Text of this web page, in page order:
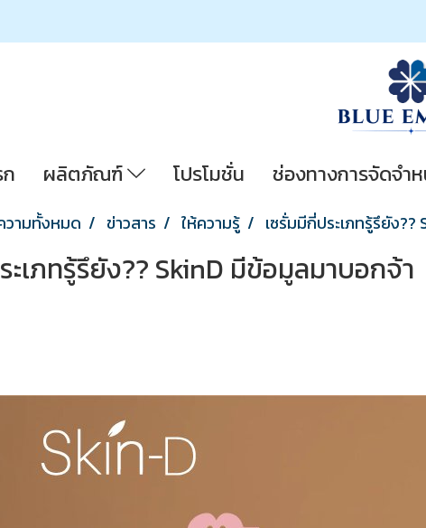
ผลิตภัณฑ์ โปรโมชั่น ช่องทางการจัดจำ
วามทั้งหมด ข่าวสาร ให้ความรู้ เซรั่มมีกี่ประเภทรู้รึยัง
ะเภทรู้รึยัง?? SkinD มีข้อมูลมาบอกจ้า